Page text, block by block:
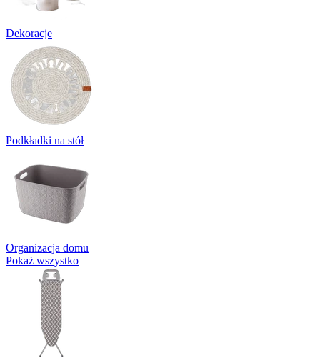
Dekoracje
Podkładki na stół
Organizacja domu
Pokaż wszystko